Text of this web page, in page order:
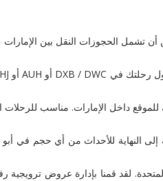
الحجوزات النقل بين الإمارات
داخل الإمارات. مناسب للرحلات
إلى النهاية للأحداث من أي حجم
لقد قمنا بإدارة عروض ترويجية